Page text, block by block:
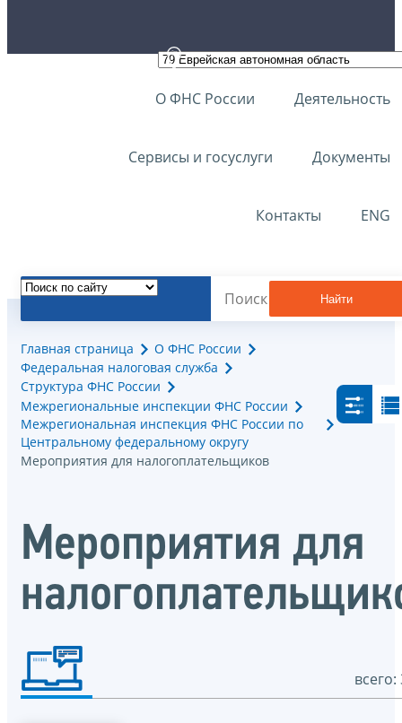
О ФНС России Деятельность
Сервисы и госуслуги Документы
Контакты ENG
Найти
Главная страница
О ФНС России
Федеральная налоговая служба
Структура ФНС России
Межрегиональные инспекции ФНС России
Межрегиональная инспекция ФНС России по
Центральному федеральному округу
Мероприятия для налогоплательщиков
Мероприятия для
всего: